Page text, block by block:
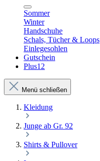
Sommer
Winter
Handschuhe
Schals, Tücher & Loops
Einlegesohlen
Gutschein
Plus12
Menü schließen
Kleidung
Junge ab Gr. 92
Shirts & Pullover